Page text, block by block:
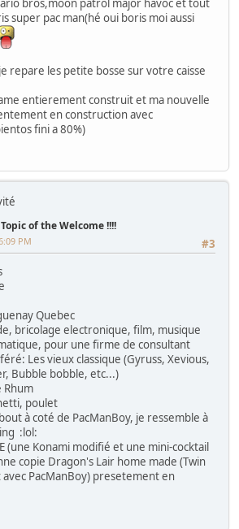
bros,moon patrol major havoc et tout
super pac man(hé oui boris moi aussi
repare les petite bosse sur votre caisse
entierement construit et ma nouvelle
en construction avec
fini a 80%)
of the Welcome !!!!
#3
PM
Quebec
bricolage electronique, film, musique
pour une firme de consultant
Les vieux classique (Gyruss, Xevious,
Bubble bobble, etc...)
Rhum
poulet
à coté de PacManBoy, je ressemble à
:lol:
(une Konami modifié et une mini-cocktail
copie Dragon's Lair home made (Twin
PacManBoy) presetement en